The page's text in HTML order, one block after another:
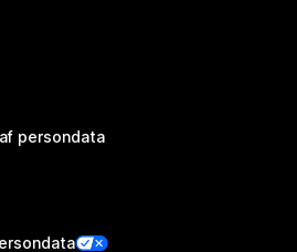
persondata